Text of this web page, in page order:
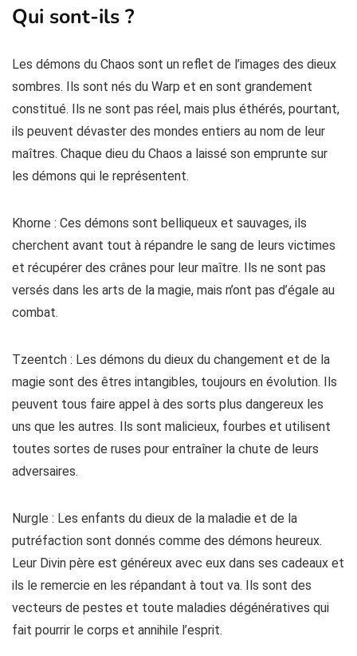
Qui sont-ils ?
Les démons du Chaos sont un reflet de l’images des dieux
sombres. Ils sont nés du Warp et en sont grandement
constitué. Ils ne sont pas réel, mais plus éthérés, pourtant,
ils peuvent dévaster des mondes entiers au nom de leur
maîtres. Chaque dieu du Chaos a laissé son emprunte sur
les démons qui le représentent.
Khorne : Ces démons sont belliqueux et sauvages, ils
cherchent avant tout à répandre le sang de leurs victimes
et récupérer des crânes pour leur maître. Ils ne sont pas
versés dans les arts de la magie, mais n’ont pas d’égale au
combat.
Tzeentch : Les démons du dieux du changement et de la
magie sont des êtres intangibles, toujours en évolution. Ils
peuvent tous faire appel à des sorts plus dangereux les
uns que les autres. Ils sont malicieux, fourbes et utilisent
toutes sortes de ruses pour entraîner la chute de leurs
adversaires.
Nurgle : Les enfants du dieux de la maladie et de la
putréfaction sont donnés comme des démons heureux.
Leur Divin père est généreux avec eux dans ses cadeaux et
ils le remercie en les répandant à tout va. Ils sont des
vecteurs de pestes et toute maladies dégénératives qui
fait pourrir le corps et annihile l’esprit.